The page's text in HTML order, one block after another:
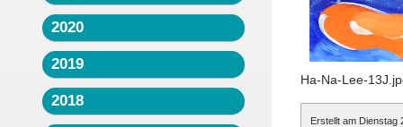
2020
2019
2018
Ha-Na-Lee-
Erstellt am Dienstag